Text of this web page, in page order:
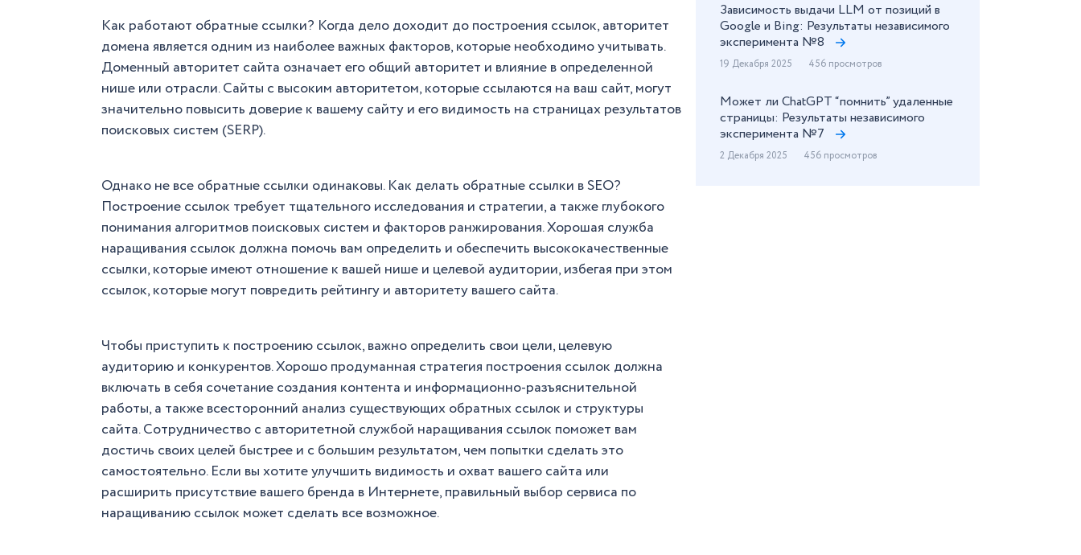
Как работают обратные ссылки? Когда дело доходит до построения ссылок, авторитет
домена является одним из наиболее важных факторов, которые необходимо учитывать.
Доменный авторитет сайта означает его общий авторитет и влияние в определенной
нише или отрасли. Сайты с высоким авторитетом, которые ссылаются на ваш сайт, могут
значительно повысить доверие к вашему сайту и его видимость на страницах результатов
поисковых систем (SERP).
Однако не все обратные ссылки одинаковы. Как делать обратные ссылки в SEO?
Построение ссылок требует тщательного исследования и стратегии, а также глубокого
понимания алгоритмов поисковых систем и факторов ранжирования. Хорошая служба
наращивания ссылок должна помочь вам определить и обеспечить высококачественные
ссылки, которые имеют отношение к вашей нише и целевой аудитории, избегая при этом
ссылок, которые могут повредить рейтингу и авторитету вашего сайта.
Чтобы приступить к построению ссылок, важно определить свои цели, целевую
аудиторию и конкурентов. Хорошо продуманная стратегия построения ссылок должна
включать в себя сочетание создания контента и информационно-разъяснительной
работы, а также всесторонний анализ существующих обратных ссылок и структуры
сайта. Сотрудничество с авторитетной службой наращивания ссылок поможет вам
достичь своих целей быстрее и с большим результатом, чем попытки сделать это
самостоятельно. Если вы хотите улучшить видимость и охват вашего сайта или
расширить присутствие вашего бренда в Интернете, правильный выбор сервиса по
наращиванию ссылок может сделать все возможное.
Зависимость выдачи LLM от позиций в
Google и Bing: Результаты независимого
эксперимента №8
19 Декабря 2025 456 просмотров
Может ли ChatGPT “помнить” удаленные
страницы: Результаты независимого
эксперимента №7
2 Декабря 2025 456 просмотров